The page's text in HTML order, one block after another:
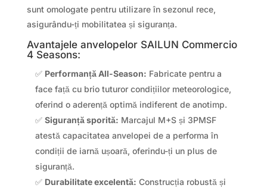
sunt omologate pentru utilizare în sezonul rece,
asigurându-ți mobilitatea și siguranța.
Avantajele anvelopelor SAILUN Commercio
4 Seasons:
✅ Performanță All-Season: Fabricate pentru a
face față cu brio tuturor condițiilor meteorologice,
oferind o aderență optimă indiferent de anotimp.
✅ Siguranță sporită: Marcajul M+S și 3PMSF
atestă capacitatea anvelopei de a performa în
condiții de iarnă ușoară, oferindu-ți un plus de
siguranță.
✅ Durabilitate excelentă: Construcția robustă și